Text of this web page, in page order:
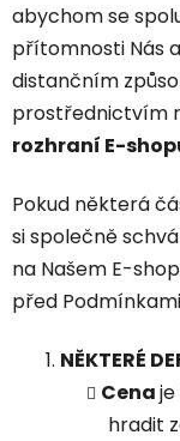
abychom se
přítomnosti Nás
distančním
prostřednictvím
rozhraní E-
Pokud některá
si společně
na Našem E-
před
NĚKTERÉ
Cena
hradit